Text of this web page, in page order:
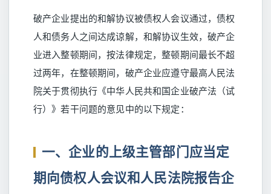
破产企业提出的和解协议被债权人会议通过，债权
人和债务人之间达成谅解，和解协议生效，破产企
业进入整顿期间，按法律规定，整顿期间最长不超
过两年，在整顿期间，破产企业应遵守最高人民法
院关于贯彻执行《中华人民共和国企业破产法（试
行）》若干问题的意见中的以下规定：
一、企业的上级主管部门应当定
期向债权人会议和人民法院报告企